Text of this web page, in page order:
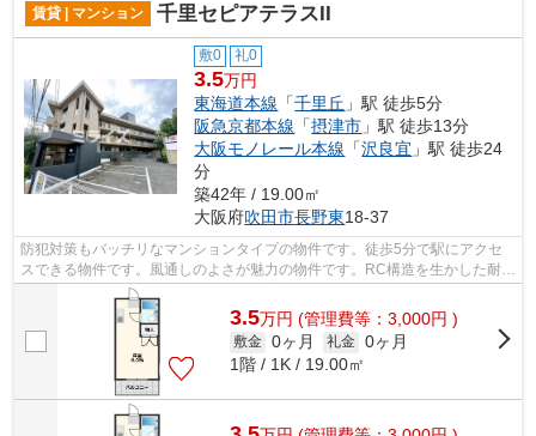
賃貸 | マンション 千里セピアテラスII
敷0 礼0
3.5万円
東海道本線 「千里丘 」駅 徒歩5分
阪急京都本線 「摂津市 」駅 徒歩13分
大阪モノレール本線 「沢良宜 」駅 徒歩24
分
築42年 / 19.00㎡
大阪府吹田市長野東18-37
防犯対策もバッチリなマンションタイプの物件です。徒歩5分で駅にアクセ
スできる物件です。風通しのよさが魅力の物件です。RC構造を生かした耐
火、耐震、防音の物件。ミライズ吹田店で...
3.5万円 (管理費等：3,000円 )
敷金 0ヶ月 礼金 0ヶ月
1階 / 1K / 19.00㎡